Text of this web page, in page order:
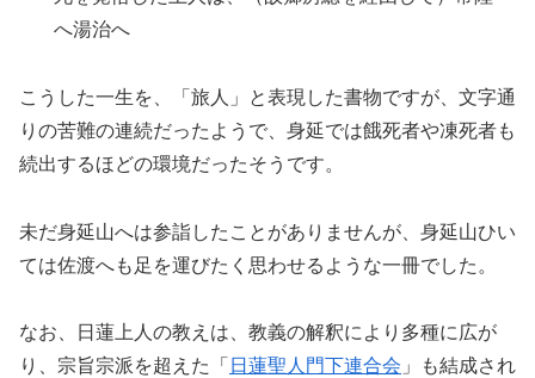
へ湯治へ
こうした一生を、「旅人」と表現した書物ですが、文字通
りの苦難の連続だったようで、身延では餓死者や凍死者も
続出するほどの環境だったそうです。
未だ身延山へは参詣したことがありませんが、身延山ひい
ては佐渡へも足を運びたく思わせるような一冊でした。
なお、日蓮上人の教えは、教義の解釈により多種に広が
り、宗旨宗派を超えた「 日蓮聖人門下連合会 」も結成され